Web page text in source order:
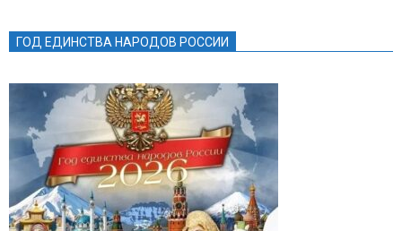
ГОД ЕДИНСТВА НАРОДОВ РОССИИ